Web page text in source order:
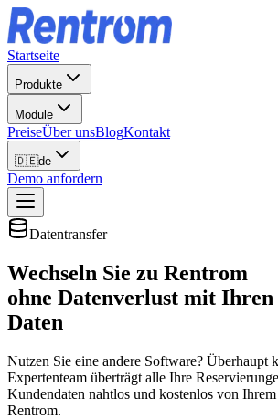
Startseite
Produkte
Module
PreiseÜber unsBlogKontakt
🇩🇪de
Demo anfordern
Datentransfer
Wechseln Sie zu Rentrom
ohne Datenverlust mit Ihren
Daten
Nutzen Sie eine andere Software? Überhaupt
Expertenteam überträgt alle Ihre
Kundendaten nahtlos und kostenlos von
Rentrom.